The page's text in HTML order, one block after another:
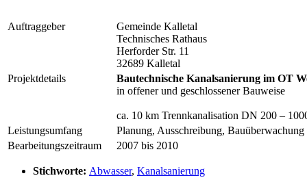
Auftraggeber
Gemeinde Kalletal
Technisches Rathaus
Herforder Str. 11
32689 Kalletal
Projektdetails
Bautechnische Kanalsanierung im OT
in offener und geschlossener Bauweise
ca. 10 km Trennkanalisation DN 200 –
Leistungsumfang
Planung, Ausschreibung, Bauüberwachung
Bearbeitungszeitraum
2007 bis 2010
Stichworte: Abwasser, Kanalsanierung